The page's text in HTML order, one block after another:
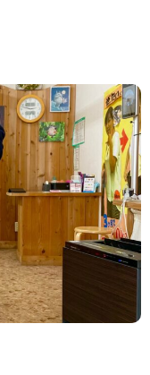
！！
す！！ 健康のた
て、いつもオシ
い。 洋服...